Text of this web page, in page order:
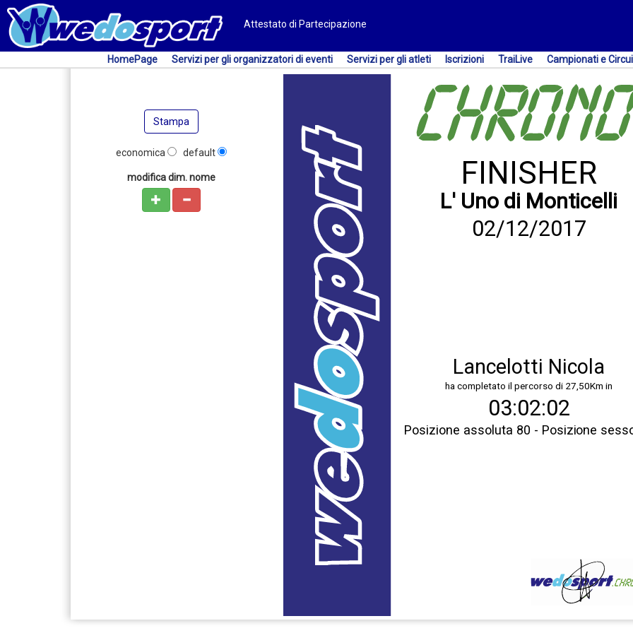
Attestato di Partecipazione
HomePage Servizi per gli organizzatori di eventi Servizi per gli atleti Iscrizioni TraiLive Campionati e
Stampa
economica default
modifica dim. nome FINISHER
L' Uno di Monticelli
Lancelotti Nicola
ha completato il percorso di 27,50Km in
Posizione assoluta 80 - Posizione
03:02:02
02/12/2017